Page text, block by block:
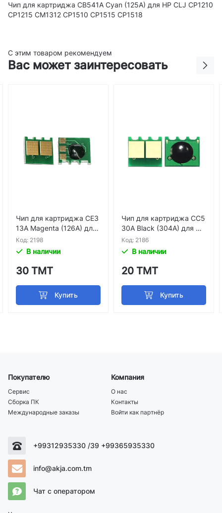
Чип для картриджа CB541A Cyan (125A) для HP CLJ CP1210
CP1215 CM1312 CP1510 CP1515 CP1518
С этим товаром рекомендуем
Вас может заинтересовать
Чип для картриджа CE3
13A Magenta (126A) для
CP1025 M175 M275
Код: 2198
В наличии
30 ТМТ
Чип для картриджа CC5
30A Black (304A) для HP
CLJ CP2020 CLJ CP2025
CLJ CM2320
Код: 2186
В наличии
20 ТМТ
Покупателю
Сервис
Сборка ПК
Международные заказы
Компания
О нас
Контакты
Войти как партнёр
+99312935330 /39 +99365935330
info@akja.com.tm
Чат с оператором